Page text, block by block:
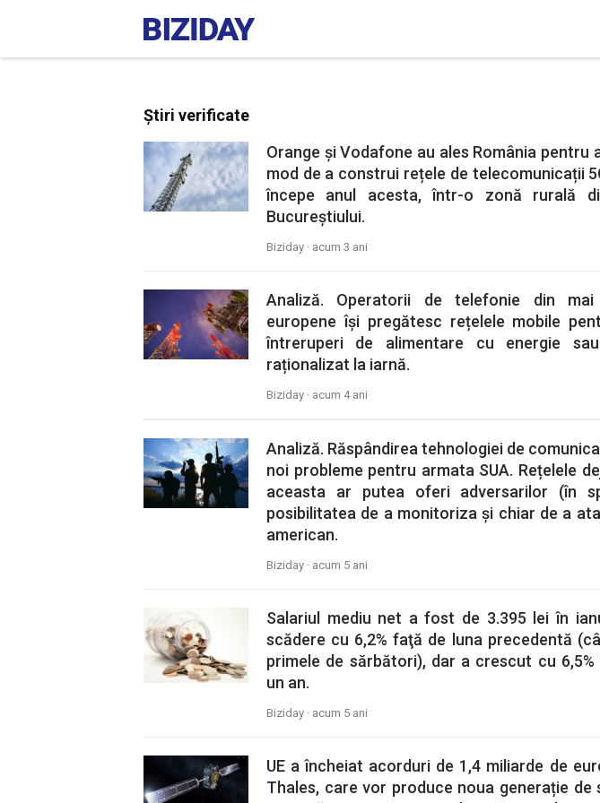
Știri verificate
Orange și Vodafone au ales România pentru
mod de a construi rețele de telecomunicații
începe anul acesta, într-o zonă rurală
Bucureștiului.
Biziday · acum 3 ani
Analiză. Operatorii de telefonie din
europene își pregătesc rețelele mobile
întreruperi de alimentare cu energie
raționalizat la iarnă.
Biziday · acum 4 ani
Analiză. Răspândirea tehnologiei de
noi probleme pentru armata SUA. Rețelele
aceasta ar putea oferi adversarilor (în
posibilitatea de a monitoriza și chiar de a
american.
Biziday · acum 5 ani
Salariul mediu net a fost de 3.395 lei în
scădere cu 6,2% faţă de luna precedentă
primele de sărbători), dar a crescut cu
un an.
Biziday · acum 5 ani
UE a încheiat acorduri de 1,4 miliarde de
Thales, care vor produce noua generație de